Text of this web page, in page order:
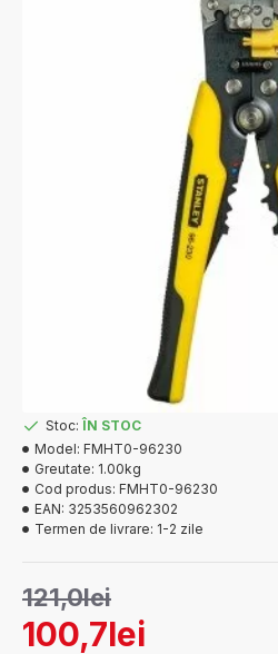
100,7lei
121,0lei
Stoc: ÎN STOC
Model: FMHT0-96230
Greutate: 1.00kg
Cod produs: FMHT0-96230
EAN: 3253560962302
Termen de livrare: 1-2 zile